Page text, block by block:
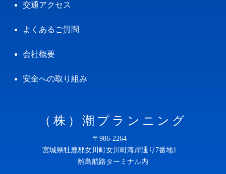
交通アクセス
よくあるご質問
会社概要
安全への取り組み
（株）潮プランニング
〒986-2264
宮城県牡鹿郡女川町女川町海岸通り7番地1
離島航路ターミナル内